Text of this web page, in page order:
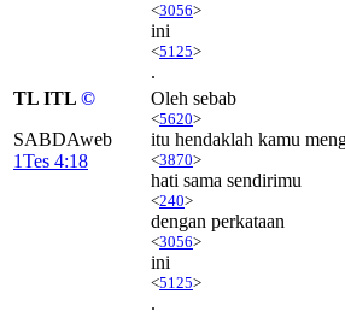
<3056>
ini
<5125>
.
TL ITL ©
SABDAweb
1Tes 4:18
Oleh sebab
<5620>
itu hendaklah kamu
<3870>
hati sama sendirimu
<240>
dengan perkataan
<3056>
ini
<5125>
.